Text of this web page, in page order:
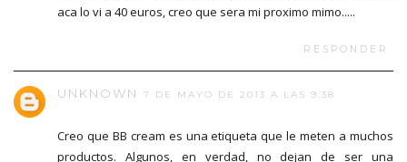
aca lo vi a 40 euros, creo que sera mi proximo mimo.....
RESPONDER
UNKNOWN 7 DE MAYO DE 2013 A LAS 9:38
Creo que BB cream es una etiqueta que le meten a muchos
productos. Algunos, en verdad, no dejan de ser una